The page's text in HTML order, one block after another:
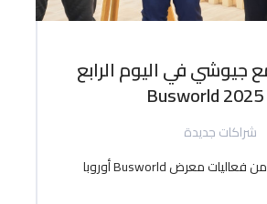
جيوشي في اليوم الرابع
شراكات جديدة
كان اليوم الرابع من فعاليات معرض Busworld أوروبا